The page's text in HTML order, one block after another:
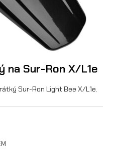
na Sur-Ron X/L1e
Sur-Ron Light Bee X/L1e.